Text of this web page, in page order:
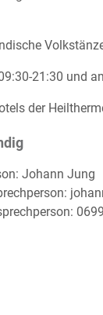
21:30 und
der
Johann Jung